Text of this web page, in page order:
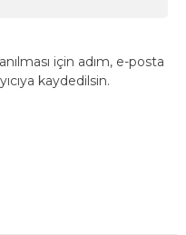
için adım, e-posta
kaydedilsin.